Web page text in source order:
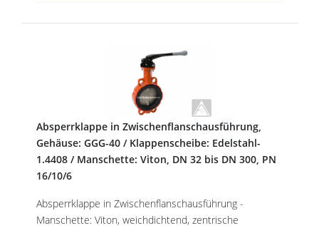
Absperrklappe in Zwischenflanschausführung,
Gehäuse: GGG-40 / Klappenscheibe: Edelstahl-
1.4408 / Manschette: Viton, DN 32 bis DN 300, PN
16/10/6
Absperrklappe in Zwischenflanschausführung -
Manschette: Viton, weichdichtend, zentrische